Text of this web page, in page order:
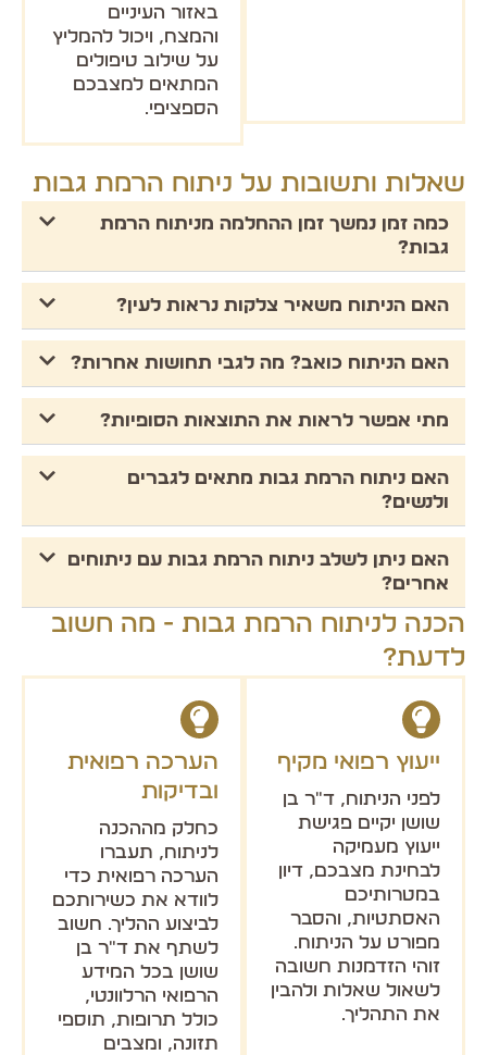
באזור העיניים
והמצח, ויכול להמליץ
על שילוב טיפולים
המתאים למצבכם
הספציפי.
שאלות ותשובות על ניתוח הרמת גבות
כמה זמן נמשך זמן ההחלמה מניתוח הרמת
גבות?
האם הניתוח משאיר צלקות נראות לעין?
האם הניתוח כואב? מה לגבי תחושות אחרות?
מתי אפשר לראות את התוצאות הסופיות?
האם ניתוח הרמת גבות מתאים לגברים
ולנשים?
האם ניתן לשלב ניתוח הרמת גבות עם ניתוחים
אחרים?
הכנה לניתוח הרמת גבות - מה חשוב
לדעת?
ייעוץ רפואי מקיף
לפני הניתוח, ד"ר בן
שושן יקיים פגישת
ייעוץ מעמיקה
לבחינת מצבכם, דיון
במטרותיכם
האסתטיות, והסבר
מפורט על הניתוח.
זוהי הזדמנות חשובה
לשאול שאלות ולהבין
את התהליך.
הערכה רפואית
ובדיקות
כחלק מההכנה
לניתוח, תעברו
הערכה רפואית כדי
לוודא את כשירותכם
לביצוע ההליך. חשוב
לשתף את ד"ר בן
שושן בכל המידע
הרפואי הרלוונטי,
כולל תרופות, תוספי
תזונה, ומצבים